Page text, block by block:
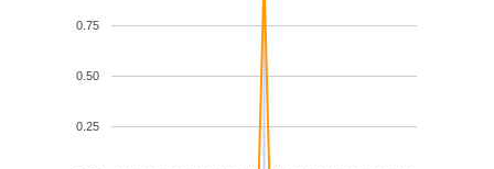
0.25
0.50
0.75